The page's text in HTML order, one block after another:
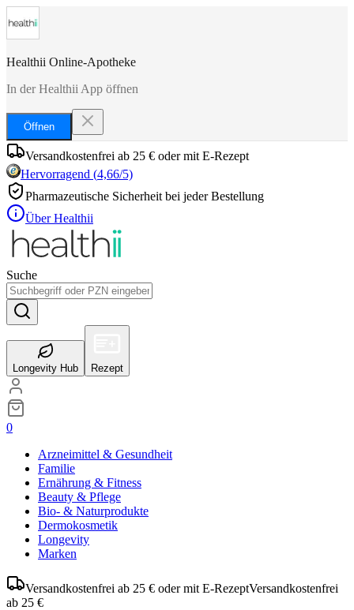
Healthii Online-Apotheke
In der Healthii App öffnen
Öffnen
Versandkostenfrei ab 25 € oder mit E-Rezept
Hervorragend (4,66/5)
Pharmazeutische Sicherheit bei jeder Bestellung
Über Healthii
Suche
Longevity Hub Rezept
0
Arzneimittel & Gesundheit
Familie
Ernährung & Fitness
Beauty & Pflege
Bio- & Naturprodukte
Dermokosmetik
Longevity
Marken
Versandkostenfrei ab 25 € oder mit E-RezeptVersandkostenfrei
ab 25 €